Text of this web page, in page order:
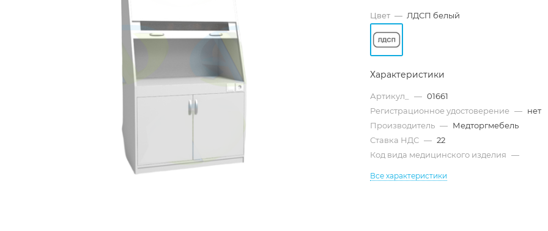
Цвет — ЛДСП белый
Характеристики
Артикул_ — 01661
Регистрационное удостоверение — нет
Производитель — Медторгмебель
Ставка НДС — 22
Код вида медицинского изделия —
Все характеристики